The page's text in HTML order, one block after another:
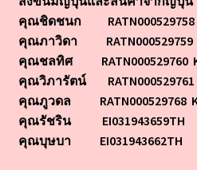
คุณชิดชนก RATN000529758
คุณภาวิดา RATN000529759
คุณชลทิศ RATN000529760
คุณวิภารัตน์ RATN000529761
คุณภูวดล RATN000529768
คุณรัชริน EI031943659TH
คุณบุษบา EI031943662TH